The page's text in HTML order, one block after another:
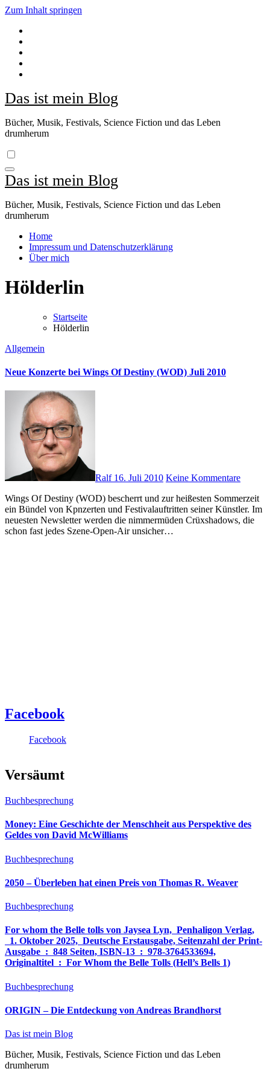
Zum Inhalt springen
Das ist mein Blog
Bücher, Musik, Festivals, Science Fiction und das Leben
drumherum
Das ist mein Blog
Bücher, Musik, Festivals, Science Fiction und das Leben
drumherum
Home
Impressum und Datenschutzerklärung
Über mich
Hölderlin
Startseite
Hölderlin
Allgemein
Neue Konzerte bei Wings Of Destiny (WOD) Juli 2010
Ralf 16. Juli 2010 Keine Kommentare
Wings Of Destiny (WOD) bescherrt und zur heißesten Sommerzeit
ein Bündel von Kpnzerten und Festivalauftritten seiner Künstler. Im
neuesten Newsletter werden die nimmermüden Crüxshadows, die
schon fast jedes Szene-Open-Air unsicher…
Facebook
Facebook
Versäumt
Buchbesprechung
Money: Eine Geschichte der Menschheit aus Perspektive des
Geldes von David McWilliams
Buchbesprechung
2050 – Überleben hat einen Preis von Thomas R. Weaver
Buchbesprechung
For whom the Belle tolls von Jaysea Lyn, ‎ Penhaligon Verlag,
‎ 1. Oktober 2025, ‎ Deutsche Erstausgabe, Seitenzahl der Print-
Ausgabe ‏ : ‎ 848 Seiten, ISBN-13 ‏ : ‎ 978-3764533694,
Originaltitel ‏ : ‎ For Whom the Belle Tolls (Hell’s Bells 1)
Buchbesprechung
ORIGIN – Die Entdeckung von Andreas Brandhorst
Das ist mein Blog
Bücher, Musik, Festivals, Science Fiction und das Leben
drumherum